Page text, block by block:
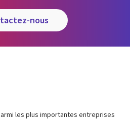
nous
les plus importantes entreprises